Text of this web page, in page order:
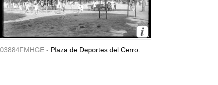
03884FMHGE - Plaza de Deportes del Cerro.